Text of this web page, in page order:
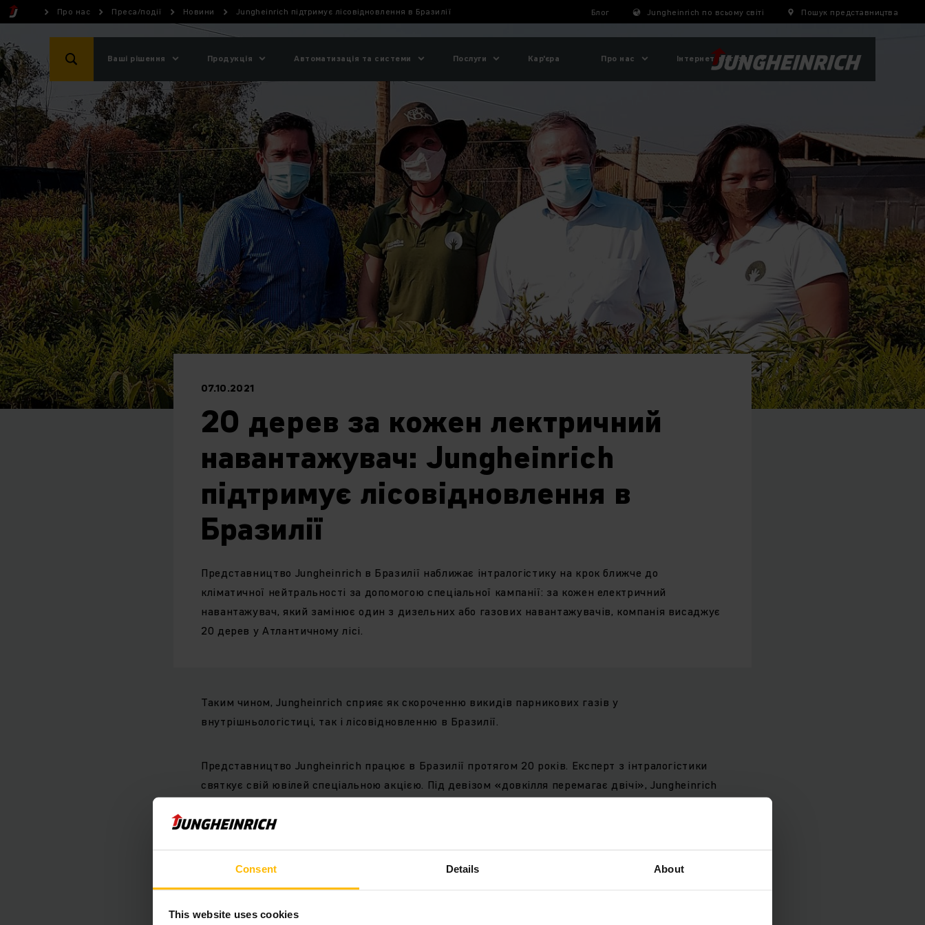
Consent Details About
This website uses cookies
Про нас Преса/події Новини Jungheinrich підтримує лісовідновлення в Бразилії Блог Jungheinrich по всьому світі Пошук представництва
Ваші рішення Продукція Автоматизація та системи Послуги Кар'єра Про нас Інтернет-магазин
07.10.2021
20 дерев за кожен лектричний
навантажувач: Jungheinrich
підтримує лісовідновлення в
Бразилії
Представництво Jungheinrich в Бразилії наближає інтралогістику на крок ближче до
кліматичної нейтральності за допомогою спеціальної кампанії: за кожен електричний
навантажувач, який замінює один з дизельних або газових навантажувачів, компанія висаджує
20 дерев у Атлантичному лісі.
Таким чином, Jungheinrich сприяє як скороченню викидів парникових газів у
внутрішньологістиці, так і лісовідновленню в Бразилії.
Представництво Jungheinrich працює в Бразилії протягом 20 років. Експерт з інтралогістики
святкує свій ювілей спеціальною акцією. Під девізом «довкілля перемагає двічі», Jungheinrich
який замінює дизельний або газовий навантажувач на складі, 20 дерев висаджують в
двигуном внутрішнього згоряння, які замінені на електричний навантажувач Jungheinrich із